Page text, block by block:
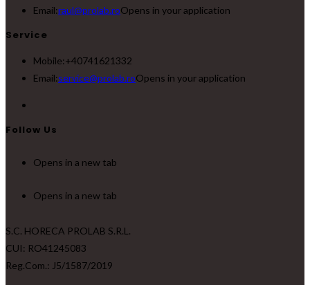
Email:raul@prolab.roOpens in your application
Service
Mobile:+40741621332
Email:service@prolab.roOpens in your application
Follow Us
Opens in a new tab
Opens in a new tab
S.C. HORECA PROLAB S.R.L.
CUI: RO41245083
Reg.Com.: J5/1587/2019